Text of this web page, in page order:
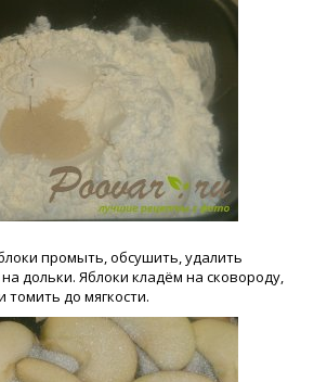
промыть, обсушить, удалить
дольки. Яблоки кладём на сковороду,
томить до мягкости.